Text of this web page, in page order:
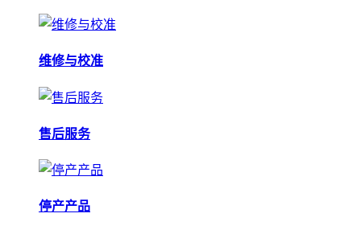
维修与校准
售后服务
停产产品